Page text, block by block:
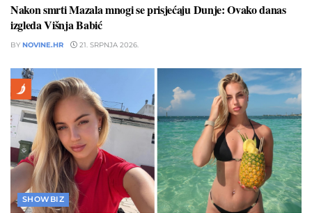
Nakon smrti Mazala mnogi se prisjećaju Dunje: Ovako danas
izgleda Višnja Babić
BY NOVINE.HR 21. SRPNJA 2026.
SHOWBIZ